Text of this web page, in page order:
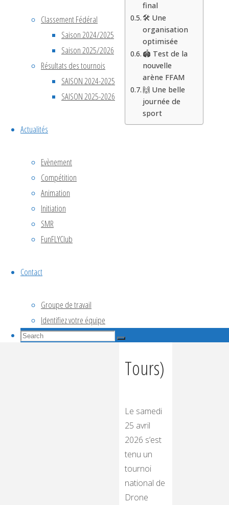
Classement Fédéral
Saison 2024/2025
Saison 2025/2026
Résultats des tournois
SAISON 2024-2025
SAISON 2025-2026
Actualités
Evènement
Compétition
Animation
Initiation
SMR
FunFLYClub
Contact
Groupe de travail
Identifiez votre équipe
Search
Search
final
🛠️ Une
organisation
optimisée
🏟️ Test de la
nouvelle
arène FFAM
🙌 Une belle
journée de
sport
de
Tours)
Le samedi
25 avril
2026 s’est
tenu un
tournoi
national de
Drone